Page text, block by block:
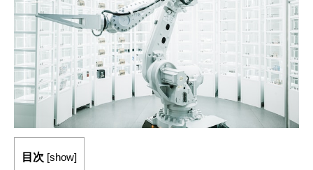
目次 [show]